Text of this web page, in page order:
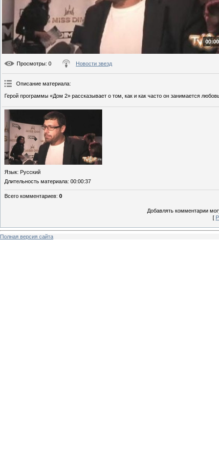
Просмотры: 0 Новости звезд
Описание материала:
Герой программы «Дом 2» рассказывает о том, как и как часто он занимается
Язык: Русский
Длительность материала: 00:00:37
Всего комментариев: 0
Добавлять комментарии
[
Полная версия сайта